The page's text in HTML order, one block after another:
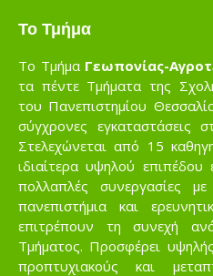
Το Τμήμα
Το Τμήμα Γεωπονίας-
τα πέντε Τμήματα της
του Πανεπιστημίου
σύγχρονες εγκαταστάσεις
Στελεχώνεται από 15
ιδιαίτερα υψηλού επιπέδου
πολλαπλές συνεργασίες
πανεπιστήμια και
επιτρέπουν τη συνεχή
Τμήματος. Προσφέρει
προπτυχιακούς και